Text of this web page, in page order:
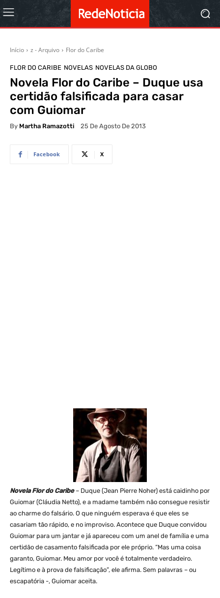
Início z - Arquivo Flor do Caribe
FLOR DO CARIBE NOVELAS NOVELAS DA GLOBO
Novela Flor do Caribe – Duque usa
certidão falsificada para casar
com Guiomar
By Martha Ramazotti 25 De Agosto De 2013
Facebook X
Novela Flor do Caribe– Duque (Jean Pierre Noher) está caidinho por
Guiomar (Cláudia Netto), e a madame também não consegue resistir
ao charme do falsário. O que ninguém esperava é que eles se
casariam tão rápido, e no improviso. Acontece que Duque convidou
Guiomar para um jantar e já apareceu com um anel de família e uma
certidão de casamento falsificada por ele próprio. “Mas uma coisa
garanto, Guiomar. Meu amor por você é totalmente verdadeiro.
Legítimo e à prova de falsificação”, ele afirma. Sem palavras – ou
escapatória -, Guiomar aceita.